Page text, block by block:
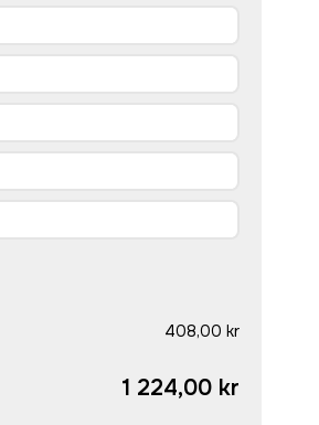
408,00 kr
1 224,00 kr